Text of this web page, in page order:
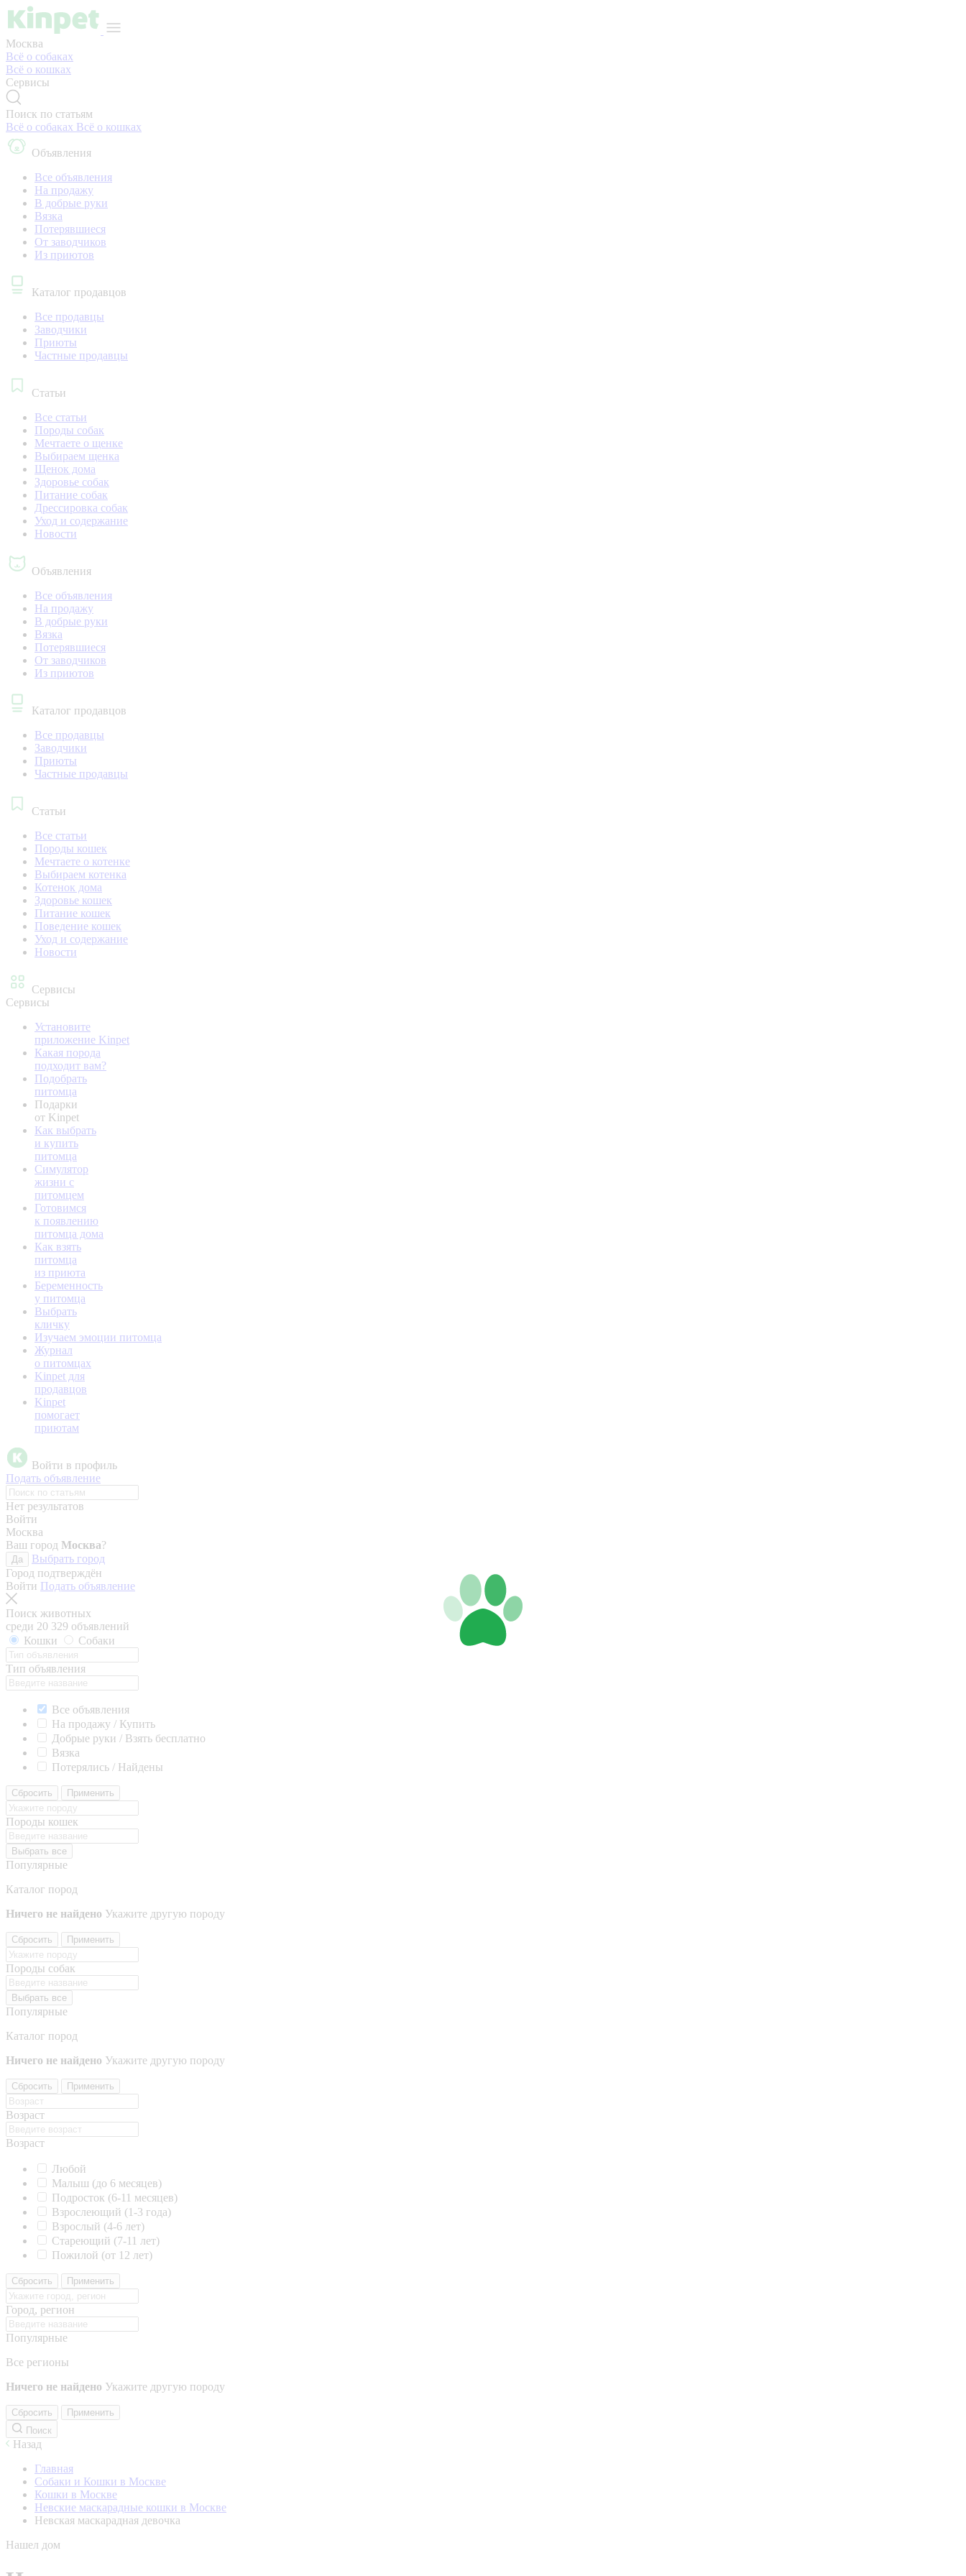
Москва
Всё о собаках
Всё о кошках
Сервисы
Поиск по статьям
Всё о собаках Всё о кошках
Объявления
Все объявления
На продажу
В добрые руки
Вязка
Потерявшиеся
От заводчиков
Из приютов
Каталог продавцов
Все продавцы
Заводчики
Приюты
Частные продавцы
Статьи
Все статьи
Породы собак
Мечтаете о щенке
Выбираем щенка
Щенок дома
Здоровье собак
Питание собак
Дрессировка собак
Уход и содержание
Новости
Объявления
Все объявления
На продажу
В добрые руки
Вязка
Потерявшиеся
От заводчиков
Из приютов
Каталог продавцов
Все продавцы
Заводчики
Приюты
Частные продавцы
Статьи
Все статьи
Породы кошек
Мечтаете о котенке
Выбираем котенка
Котенок дома
Здоровье кошек
Питание кошек
Поведение кошек
Уход и содержание
Новости
Сервисы
Сервисы
Установите
приложение Kinpet
Какая порода
подходит вам?
Подобрать
питомца
Подарки
от Kinpet
Как выбрать
и купить
питомца
Симулятор
жизни с
питомцем
Готовимся
к появлению
питомца дома
Как взять
питомца
из приюта
Беременность
у питомца
Выбрать
кличку
Изучаем эмоции питомца
Журнал
о питомцах
Kinpet для
продавцов
Kinpet
помогает
приютам
Войти в профиль
Подать объявление
Нет результатов
Войти
Москва
Ваш город Москва?
Да
Выбрать город
Город подтверждён
Войти Подать объявление
Поиск животных
среди 20 329 объявлений
Кошки
Собаки
Тип объявления
Все объявления
На продажу / Купить
Добрые руки / Взять бесплатно
Вязка
Потерялись / Найдены
Сбросить Применить
Породы кошек
Выбрать все
Популярные
Каталог пород
Ничего не найдено Укажите другую породу
Сбросить Применить
Породы собак
Выбрать все
Популярные
Каталог пород
Ничего не найдено Укажите другую породу
Сбросить Применить
Возраст
Возраст
Любой
Малыш (до 6 месяцев)
Подросток (6-11 месяцев)
Взрослеющий (1-3 года)
Взрослый (4-6 лет)
Стареющий (7-11 лет)
Пожилой (от 12 лет)
Сбросить Применить
Город, регион
Популярные
Все регионы
Ничего не найдено Укажите другую породу
Сбросить
Применить
Поиск
Назад
Главная
Собаки и Кошки в Москве
Кошки в Москве
Невские маскарадные кошки в Москве
Невская маскарадная девочка
Нашел дом